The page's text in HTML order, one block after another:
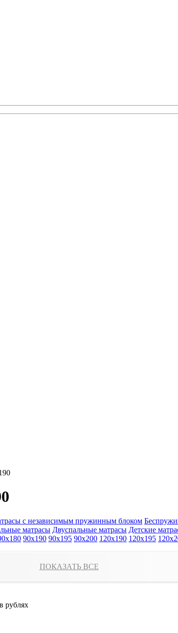
с независимым пружинным блоком
матрасы Двуспальные матрасы Детские
90x190 90x195 90x200 120x190 120x195
ПОКАЗАТЬ ВСЕ
в рублях